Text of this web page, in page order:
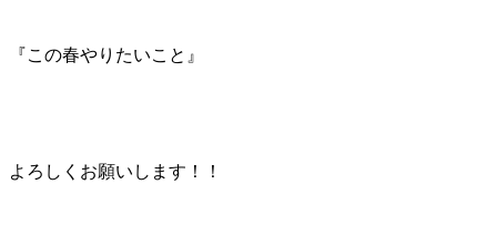
『この春やりたいこと』
よろしくお願いします！！